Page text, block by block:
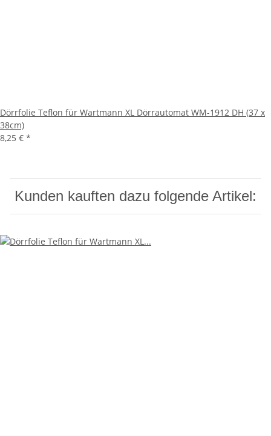
Dörrfolie Teflon für Wartmann XL Dörrautomat WM-1912 DH (37 x
38cm)
8,25 € *
Kunden kauften dazu folgende Artikel: